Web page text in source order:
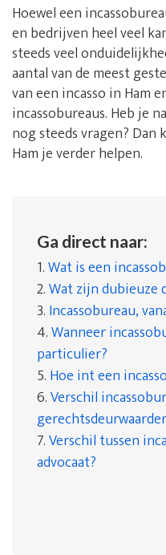
Hoewel een
en bedrijven heel veel
steeds veel
aantal van de meest
van een incasso in Ham
incassobureaus. Heb je
nog steeds vragen?
Ham je verder helpen.
Ga direct naar:
1.Wat is een
2.Wat zijn dubieuze
3. Incassobureau,
4.Wanneer
particulier?
5. Hoe int een
6.Verschil
7.Verschil tussen
advocaat?